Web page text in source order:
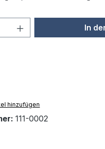
Gib den
In
hinzufügen
111-0002